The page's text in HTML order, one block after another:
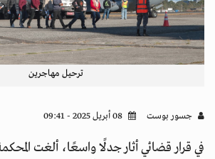
ترحيل مهاجرين
جسور بوست
في قرار قضائي أثار جدلًا واسعًا، ألغت